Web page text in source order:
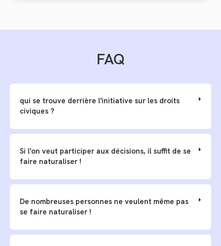
FAQ
qui se trouve derrière l'initiative sur les droits
civiques ?
Si l'on veut participer aux décisions, il suffit de se
faire naturaliser !
De nombreuses personnes ne veulent même pas
se faire naturaliser !